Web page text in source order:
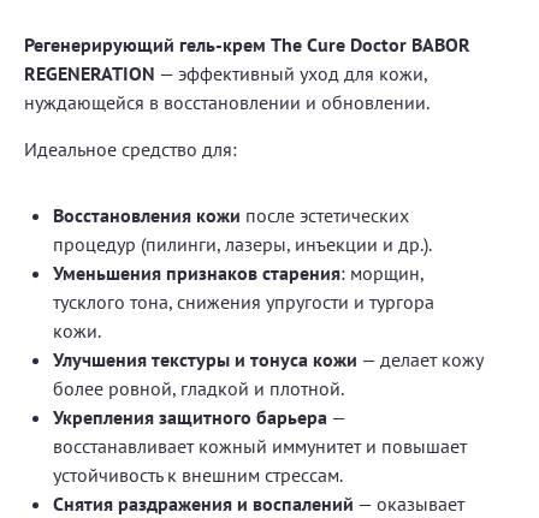
Регенерирующий гель-крем The Cure Doctor BABOR
REGENERATION — эффективный уход для кожи,
нуждающейся в восстановлении и обновлении.
Идеальное средство для:
Восстановления кожи после эстетических
процедур (пилинги, лазеры, инъекции и др.).
Уменьшения признаков старения: морщин,
тусклого тона, снижения упругости и тургора
кожи.
Улучшения текстуры и тонуса кожи — делает кожу
более ровной, гладкой и плотной.
Укрепления защитного барьера —
восстанавливает кожный иммунитет и повышает
устойчивость к внешним стрессам.
Снятия раздражения и воспалений — оказывает